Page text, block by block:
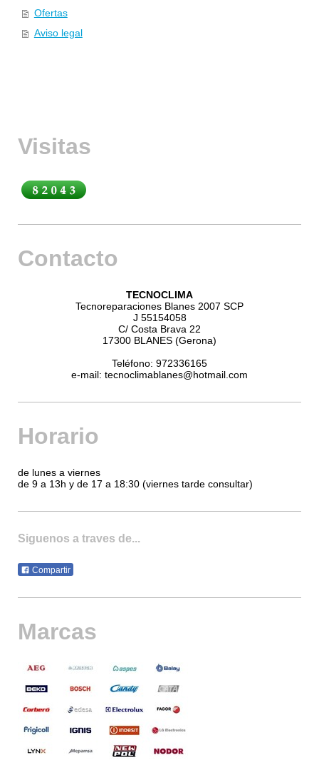
Ofertas
Aviso legal
Visitas
Contacto
TECNOCLIMA
Tecnoreparaciones Blanes 2007 SCP
J 55154058
C/ Costa Brava 22
17300 BLANES (Gerona)
Teléfono: 972336165
e-mail: tecnoclimablanes@hotmail.com
Horario
de lunes a viernes
de 9 a 13h y de 17 a 18:30 (viernes tarde consultar)
Siguenos a traves de...
Compartir
Marcas